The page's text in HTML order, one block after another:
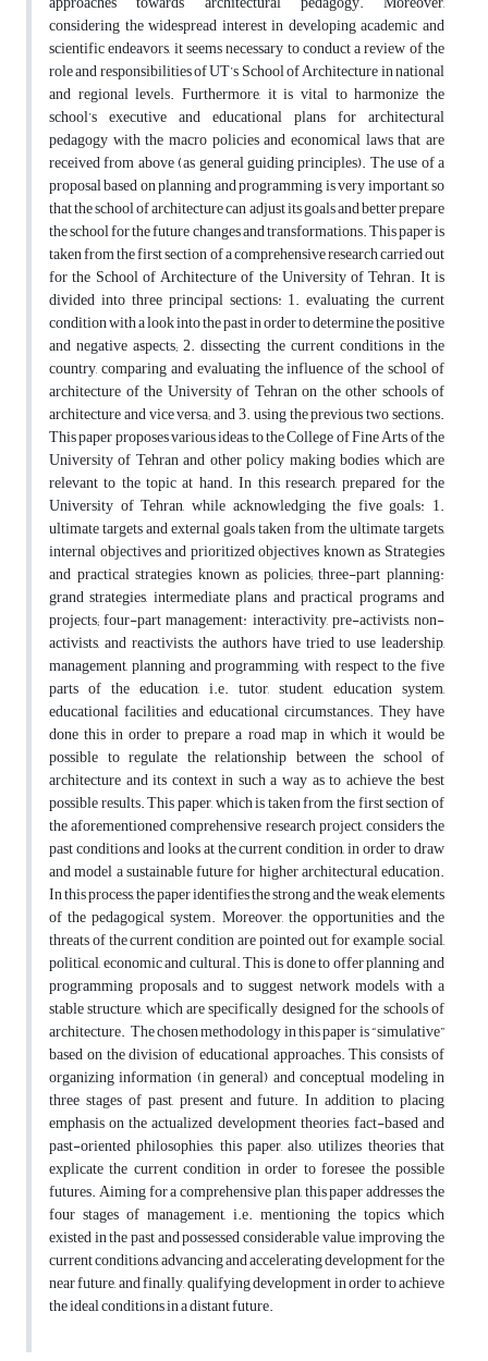
considering the widespread interest in developing academic and
scientific endeavors, it seems necessary to conduct a review of the
role and responsibilities of UT’s School of Architecture in national
and regional levels. Furthermore, it is vital to harmonize the
school’s executive and educational plans for architectural
pedagogy with the macro policies and economical laws that are
received from above (as general guiding principles). The use of a
proposal based on planning and programming is very important, so
that the school of architecture can adjust its goals and better prepare
the school for the future changes and transformations. This paper is
taken from the first section of a comprehensive research carried out
for the School of Architecture of the University of Tehran. It is
divided into three principal sections: 1. evaluating the current
condition with a look into the past in order to determine the positive
and negative aspects; 2. dissecting the current conditions in the
country, comparing and evaluating the influence of the school of
architecture of the University of Tehran on the other schools of
architecture and vice versa; and 3. using the previous two sections.
This paper proposes various ideas to the College of Fine Arts of the
University of Tehran and other policy making bodies which are
relevant to the topic at hand. In this research, prepared for the
University of Tehran, while acknowledging the five goals: 1.
ultimate targets and external goals taken from the ultimate targets,
internal objectives and prioritized objectives known as Strategies
and practical strategies known as policies; three-part planning:
grand strategies, intermediate plans and practical programs and
projects; four-part management: interactivity, pre-activists, non-
activists, and reactivists, the authors have tried to use leadership,
management, planning and programming, with respect to the five
parts of the education, i.e. tutor, student, education system,
educational facilities and educational circumstances. They have
done this in order to prepare a road map in which it would be
possible to regulate the relationship between the school of
architecture and its context in such a way as to achieve the best
possible results. This paper, which is taken from the first section of
the aforementioned comprehensive research project, considers the
past conditions and looks at the current condition, in order to draw
and model a sustainable future for higher architectural education.
In this process, the paper identifies the strong and the weak elements
of the pedagogical system. Moreover, the opportunities and the
threats of the current condition are pointed out, for example, social,
political, economic and cultural. This is done to offer planning and
programming proposals and to suggest network models with a
stable structure, which are specifically designed for the schools of
architecture. The chosen methodology in this paper is “simulative”
based on the division of educational approaches. This consists of
organizing information (in general) and conceptual modeling in
three stages of past, present and future. In addition to placing
emphasis on the actualized development theories, fact-based and
past-oriented philosophies, this paper, also, utilizes theories that
explicate the current condition in order to foresee the possible
futures. Aiming for a comprehensive plan, this paper addresses the
four stages of management, i.e. mentioning the topics which
existed in the past and possessed considerable value, improving the
current conditions, advancing and accelerating development for the
near future, and finally, qualifying development in order to achieve
the ideal conditions in a distant future.